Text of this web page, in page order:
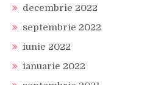
decembrie 2022
septembrie 2022
iunie 2022
ianuarie 2022